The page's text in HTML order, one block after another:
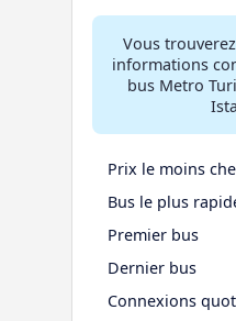
Vous
informations
bus Metro
Prix le moins
Bus le plus
Premier bus
Dernier bus
Connexions